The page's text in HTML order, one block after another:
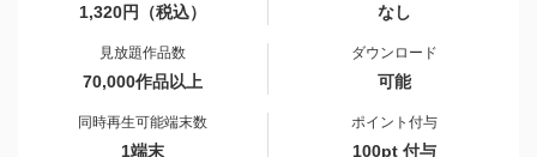
1,320円（税込） なし
見放題作品数
70,000作品以上
ダウンロード
可能
同時再生可能端末数
1端末
ポイント付与
100pt 付与